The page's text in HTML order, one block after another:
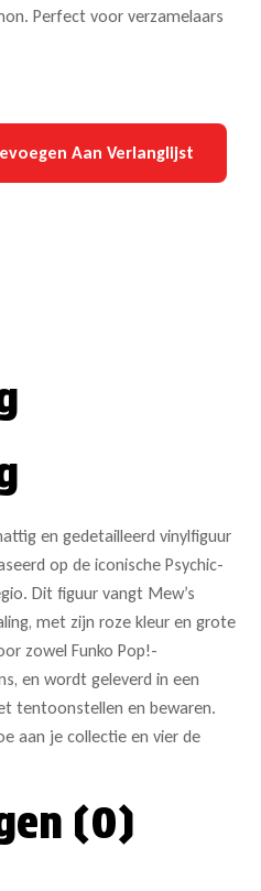
Perfect voor verzamelaars
Aan Verlanglijst
en gedetailleerd vinylfiguur
op de iconische Psychic-
Dit figuur vangt Mew’s
met zijn roze kleur en grote
zowel Funko Pop!-
en wordt geleverd in een
tentoonstellen en bewaren.
aan je collectie en vier de
(0)